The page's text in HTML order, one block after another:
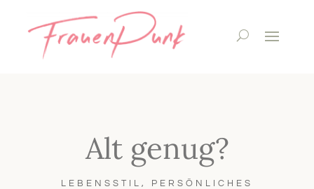
Alt genug?
LEBENSSTIL , PERSÖNLICHES